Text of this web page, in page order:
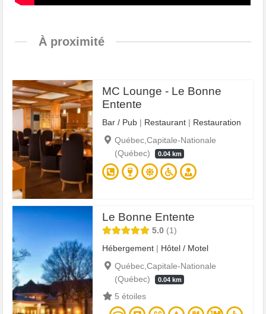
À proximité
MC Lounge - Le Bonne
Entente
Bar / Pub | Restaurant | Restauration
Québec,Capitale-Nationale
(Québec)
0.04 km
Le Bonne Entente
5.0
1
Hébergement | Hôtel / Motel
Québec,Capitale-Nationale
(Québec)
0.04 km
5 étoiles